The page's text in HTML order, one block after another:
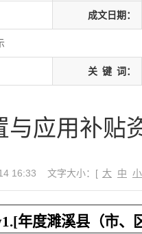
成文日期：
关 键 词：
应用补贴
16:33 文字大小：[ 大 中 小
年度濉溪县（市、